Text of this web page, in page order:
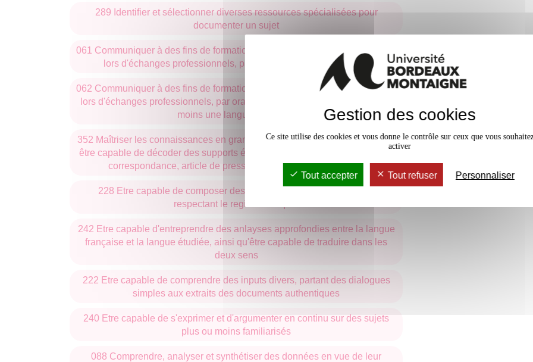
289 Identifier et sélectionner diverses ressources spécialisées pour
documenter un sujet
061 Communiquer à des fins de formation ou de transfert de connaissances,
lors d'échanges professionnels, par oral et par écrit, en français
062 Communiquer à des fins de formation ou de transfert de connaissances,
lors d'échanges professionnels, par oral et par écrit, en français et dans au
moins une langue étrangère
352 Maîtriser les connaissances en grammaire et en caractères simplifiés et
être capable de décoder des supports écrits divers (infographie, statistique,
correspondance, article de presse, extrait d'ouvrage littéraire)
228 Etre capable de composer des textes sur des sujets divers en
respectant le registre adéquat
242 Etre capable d'entreprendre des anlayses approfondies entre la langue
française et la langue étudiée, ainsi qu'être capable de traduire dans les
deux sens
222 Etre capable de comprendre des inputs divers, partant des dialogues
simples aux extraits des documents authentiques
240 Etre capable de s'exprimer et d'argumenter en continu sur des sujets
plus ou moins familiarisés
088 Comprendre, analyser et synthétiser des données en vue de leur
Gestion des cookies
Ce site utilise des cookies et vous donne le contrôle sur ceux que vous
activer
Tout accepter Tout refuser Personnaliser